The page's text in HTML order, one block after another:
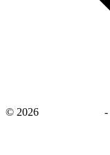
© 2026 -